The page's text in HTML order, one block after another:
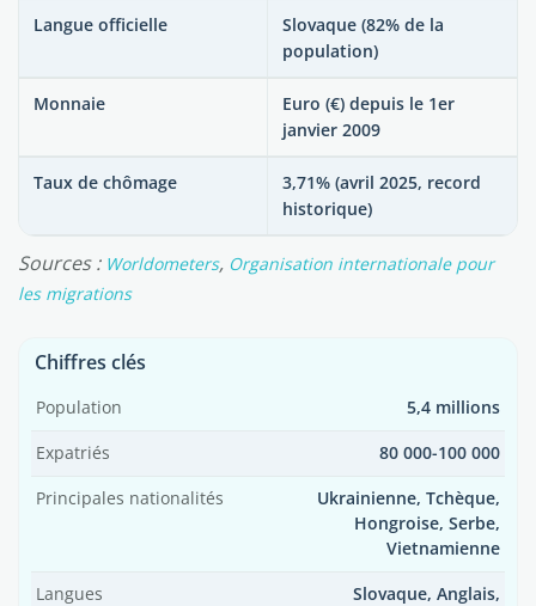
Langue officielle
Slovaque (82% de la
population)
Monnaie
Euro (€) depuis le 1er
janvier 2009
Taux de chômage
3,71% (avril 2025, record
historique)
Sources : Worldometers, Organisation internationale pour
les migrations
Chiffres clés
Population 5,4 millions
Expatriés 80 000-100 000
Principales nationalités
Ukrainienne, Tchèque,
Hongroise, Serbe,
Vietnamienne
Langues
Slovaque, Anglais,